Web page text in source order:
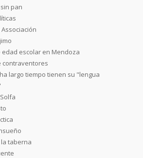
pan
edad escolar en Mendoza
contraventores
largo tiempo tienen su "lengua
la taberna